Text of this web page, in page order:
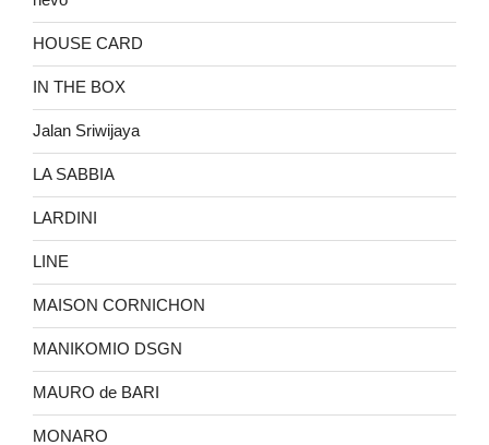
HOUSE CARD
IN THE BOX
Jalan Sriwijaya
LA SABBIA
LARDINI
LINE
MAISON CORNICHON
MANIKOMIO DSGN
MAURO de BARI
MONARO